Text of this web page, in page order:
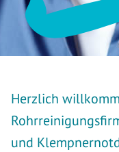
Herzlich
und